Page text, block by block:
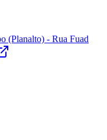
(Planalto) - Rua Fuad